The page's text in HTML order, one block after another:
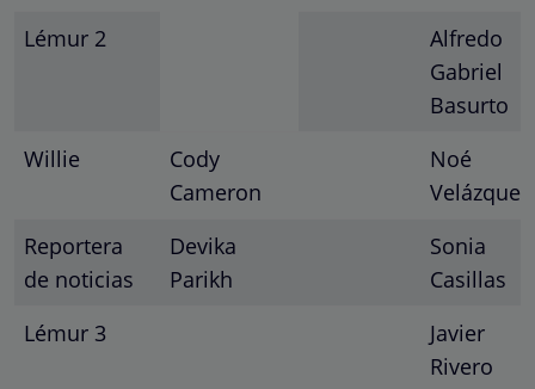
Lémur 2
Alfredo
Gabriel
Basurto
Willie
Cody
Cameron
Noé
Velázquez
Reportera
de noticias
Devika
Parikh
Sonia
Casillas
Lémur 3
Javier
Rivero